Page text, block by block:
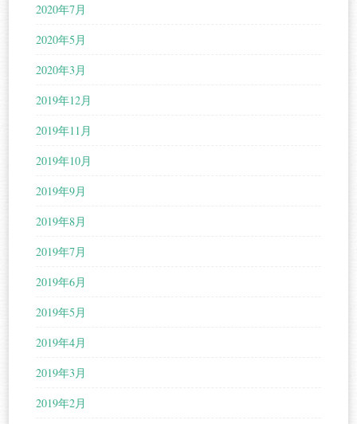
2020年7月
2020年5月
2020年3月
2019年12月
2019年11月
2019年10月
2019年9月
2019年8月
2019年7月
2019年6月
2019年5月
2019年4月
2019年3月
2019年2月